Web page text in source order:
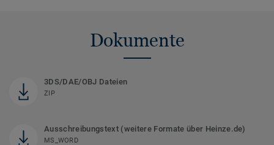
Dokumente
3DS/DAE/OBJ Dateien
ZIP
Ausschreibungstext (weitere Formate über Heinze.de)
MS_WORD